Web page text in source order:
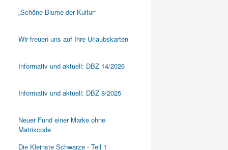
„Schöne Blume der Kultur“
Wir freuen uns auf Ihre Urlaubskarten
Informativ und aktuell: DBZ 14/2026
Informativ und aktuell: DBZ 8/2025
Neuer Fund einer Marke ohne
Matrixcode
Die Kleinste Schwarze - Teil 1